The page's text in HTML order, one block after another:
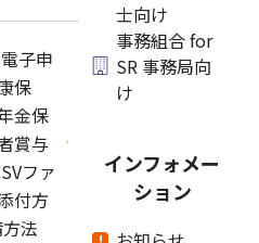
子申
保
金保
賞与
ファ
付方
法
士向け
事務組合 for
SR 事務局向
け
インフォメー
ション